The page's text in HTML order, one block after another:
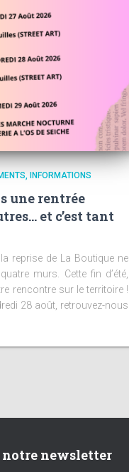
INFORMATIONS
une rentrée
et c’est tant
reprise de La Boutique ne
murs. Cette fin d’été,
rencontre sur le territoire !
28 août, retrouvez-nous
notre newsletter